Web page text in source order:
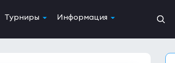
Турниры Информация